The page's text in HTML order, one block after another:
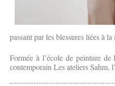
passant par les blessures liées à
Formée à l’école de peinture
contemporain Les ateliers Sahm,